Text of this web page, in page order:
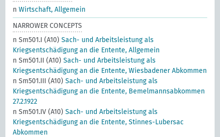
nWirtschaft, Allgemein
NARROWER CONCEPTS
n Sm501.I (A10)Sach- und Arbeitsleistung als
Kriegsentschädigung an die Entente, Allgemein
n Sm501.II (A10)Sach- und Arbeitsleistung als
Kriegsentschädigung an die Entente, Wiesbadener Abkommen
n Sm501.III (A10)Sach- und Arbeitsleistung als
Kriegsentschädigung an die Entente, Bemelmannsabkommen
27.2.1922
n Sm501.IV (A10)Sach- und Arbeitsleistung als
Kriegsentschädigung an die Entente, Stinnes-Lubersac
Abkommen